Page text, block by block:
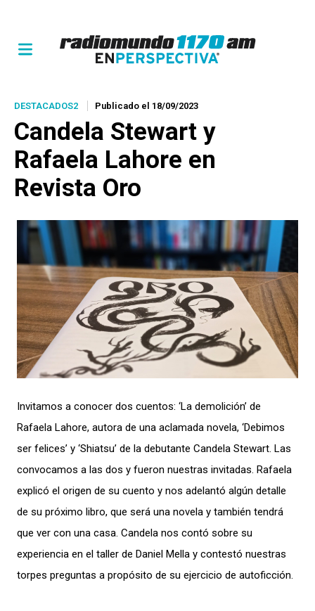
DESTACADOS2 Publicado el 18/09/2023
Candela Stewart y
Rafaela Lahore en
Revista Oro
Invitamos a conocer dos cuentos: ‘La demolición’ de
Rafaela Lahore, autora de una aclamada novela, ‘Debimos
ser felices’ y ‘Shiatsu’ de la debutante Candela Stewart. Las
convocamos a las dos y fueron nuestras invitadas. Rafaela
explicó el origen de su cuento y nos adelantó algún detalle
de su próximo libro, que será una novela y también tendrá
que ver con una casa. Candela nos contó sobre su
experiencia en el taller de Daniel Mella y contestó nuestras
torpes preguntas a propósito de su ejercicio de autoficción.